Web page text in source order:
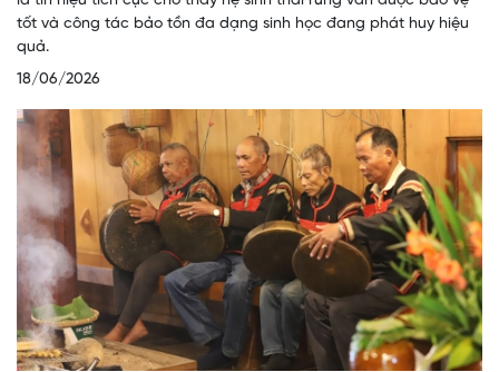
tốt và công tác bảo tồn đa dạng sinh học đang phát huy hiệu
quả.
18/06/2026